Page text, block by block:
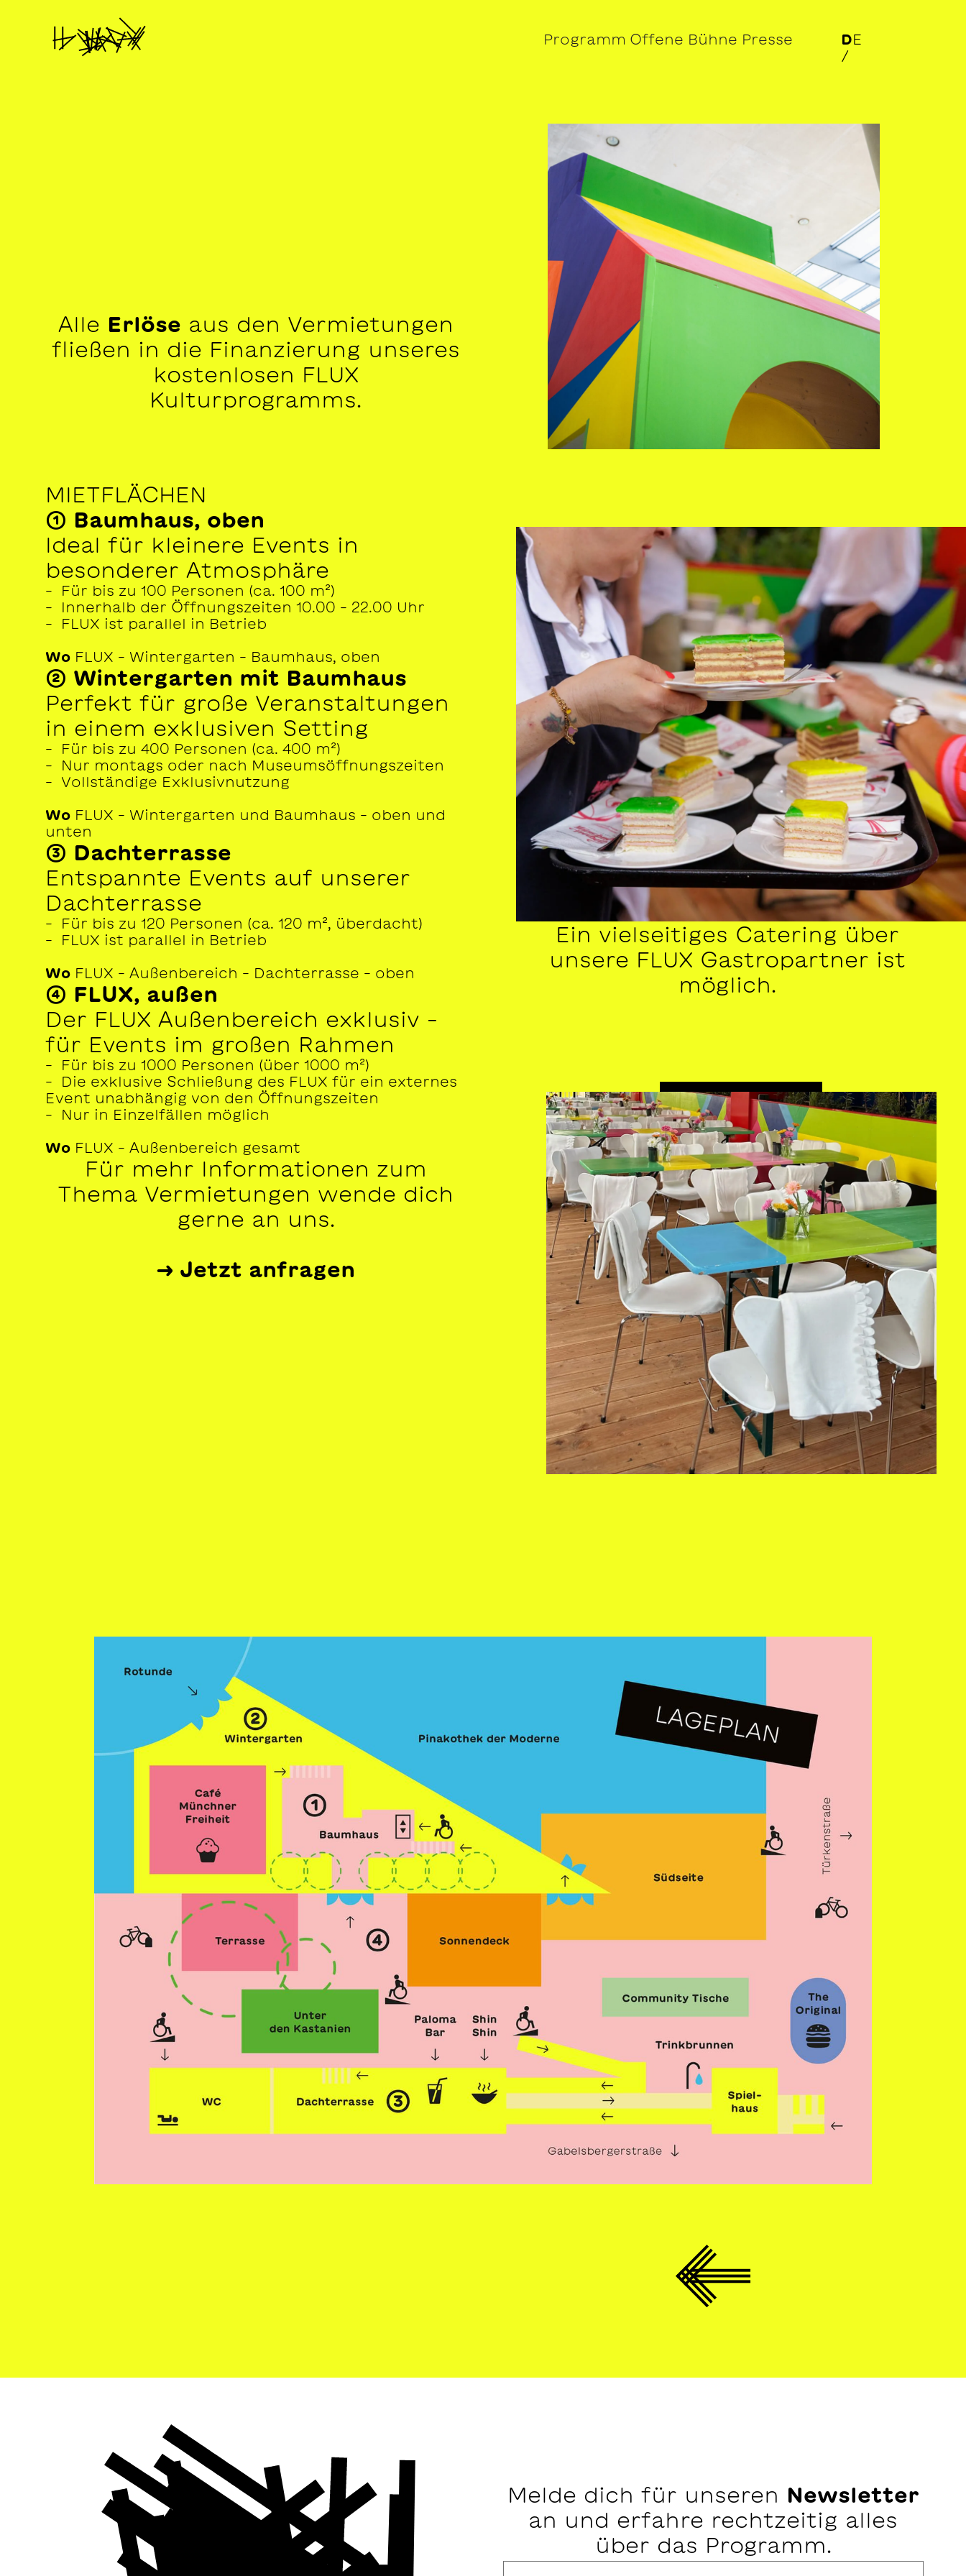
Programm Offene Bühne Presse DE
/
Alle Erlöse aus den Vermietungen
fließen in die Finanzierung unseres
kostenlosen FLUX
Kulturprogramms.
MIETFLÄCHEN
① Baumhaus, oben
Ideal für kleinere Events in
besonderer Atmosphäre
– Für bis zu 100 Personen (ca. 100 m²)
– Innerhalb der Öffnungszeiten 10.00 – 22.00 Uhr
– FLUX ist parallel in Betrieb
WoFLUX – Wintergarten – Baumhaus, oben
② Wintergarten mit Baumhaus
Perfekt für große Veranstaltungen
in einem exklusiven Setting
– Für bis zu 400 Personen (ca. 400 m²)
– Nur montags oder nach Museumsöffnungszeiten
– Vollständige Exklusivnutzung
WoFLUX – Wintergarten und Baumhaus – oben und
unten
③ Dachterrasse
Entspannte Events auf unserer
Dachterrasse
– Für bis zu 120 Personen (ca. 120 m², überdacht)
– FLUX ist parallel in Betrieb
WoFLUX – Außenbereich – Dachterrasse – oben
④ FLUX, außen
Der FLUX Außenbereich exklusiv –
für Events im großen Rahmen
– Für bis zu 1000 Personen (über 1000 m²)
– Die exklusive Schließung des FLUX für ein externes
Event unabhängig von den Öffnungszeiten
– Nur in Einzelfällen möglich
WoFLUX – Außenbereich gesamt
Für mehr Informationen zum
Thema Vermietungen wende dich
gerne an uns.
→ Jetzt anfragen
Ein vielseitiges Catering über
unsere FLUX Gastropartner ist
möglich.
Melde dich für unseren Newsletter
an und erfahre rechtzeitig alles
über das Programm.